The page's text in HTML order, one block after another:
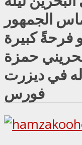
الجمهور
فرحةً كبيرة
حمزة
في ديزرت
فورس